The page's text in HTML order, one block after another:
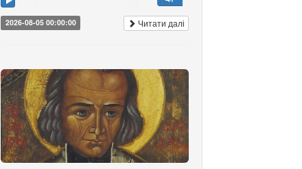
2026-08-05 00:00:00 Читати далі